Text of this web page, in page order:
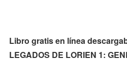
Libro gratis en línea
LEGADOS DE LORIEN 1: